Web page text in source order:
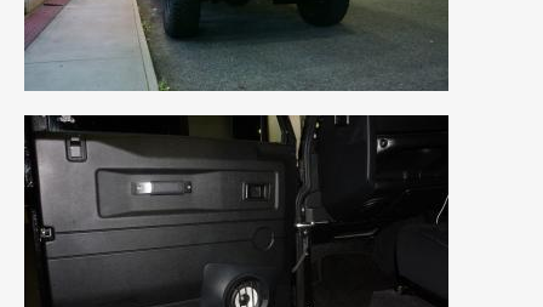
2021年8月
2021年7月(7)
2021年3月
2021年1月
2020年12月 (2)
2020年11月 (2)